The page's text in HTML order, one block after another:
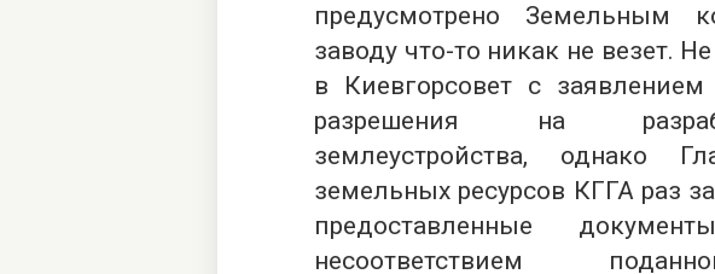
предусмотрено Земельным
заводу что-то никак не везет.
в Киевгорсовет с
разрешения на
землеустройства, однако
земельных ресурсов КГГА раз
предоставленные
несоответствием